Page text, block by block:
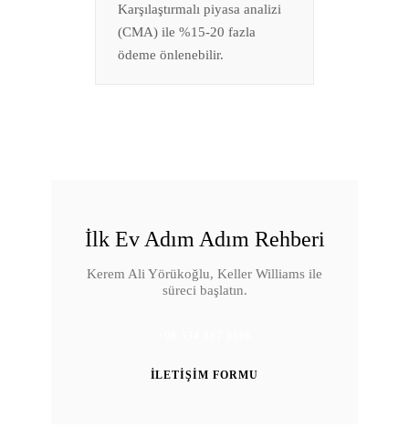
Karşılaştırmalı piyasa analizi
(CMA) ile %15-20 fazla
ödeme önlenebilir.
İlk Ev Adım Adım Rehberi
Kerem Ali Yörükoğlu, Keller Williams ile
süreci başlatın.
İLETIŞIM FORMU